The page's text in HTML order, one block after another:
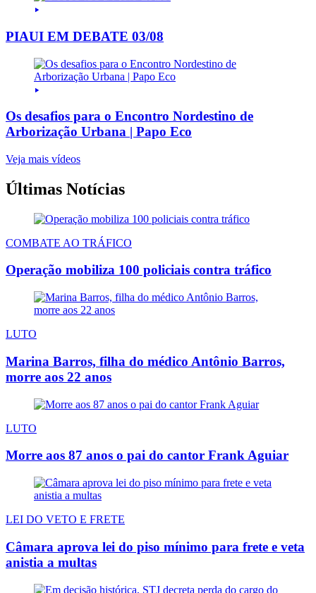
PIAUI EM DEBATE 03/08
Os desafios para o Encontro Nordestino de
Arborização Urbana | Papo Eco
Veja mais vídeos
Últimas Notícias
COMBATE AO TRÁFICO
Operação mobiliza 100 policiais contra tráfico
LUTO
Marina Barros, filha do médico Antônio Barros,
morre aos 22 anos
LUTO
Morre aos 87 anos o pai do cantor Frank Aguiar
LEI DO VETO E FRETE
Câmara aprova lei do piso mínimo para frete e veta
anistia a multas